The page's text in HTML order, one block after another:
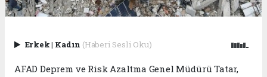
Erkek| Kadın (Haberi Sesli Oku)
AFAD Deprem ve Risk Azaltma Genel Müdürü Tatar,